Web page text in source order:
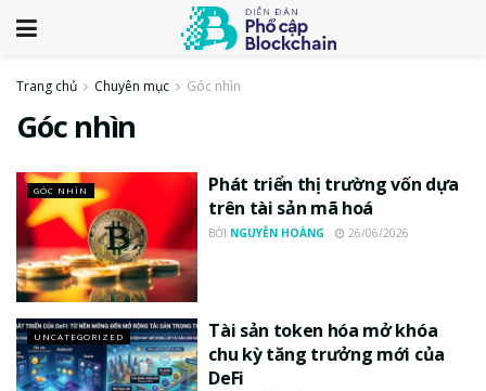
Trang chủ Chuyên mục Góc nhìn
Góc nhìn
GÓC NHÌN
Phát triển thị trường vốn dựa
trên tài sản mã hoá
BỞI NGUYỄN HOÀNG 26/06/2026
UNCATEGORIZED
Tài sản token hóa mở khóa
chu kỳ tăng trưởng mới của
DeFi